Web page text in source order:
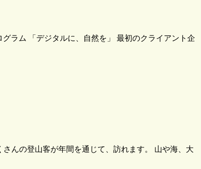
ラム 「デジタルに、自然を」 最初のクライアント企
んの登山客が年間を通じて、訪れます。 山や海、大